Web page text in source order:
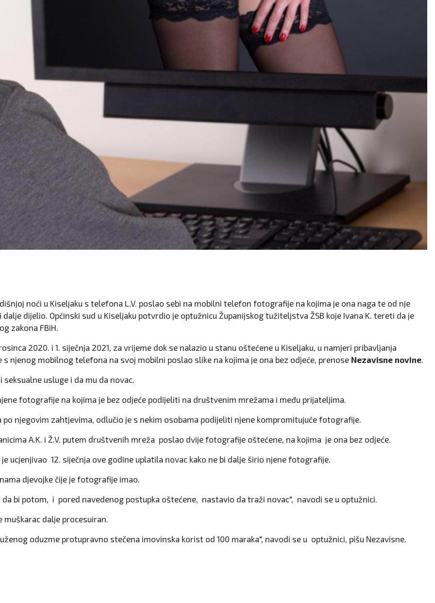
noći u Kiseljaku s telefona L.V. poslao sebi na mobilni telefon fotografije na kojima je ona naga te od nje
dijelio. Općinski sud u Kiseljaku potvrdio je optužnicu Županijskog tužiteljstva ŽSB koje Ivana K. tereti da je
zakona FBiH.
2020. i 1. siječnja 2021, za vrijeme dok se nalazio u stanu oštećene u Kiseljaku, u namjeri pribavljanja
njenog mobilnog telefona na svoj mobilni poslao slike na kojima je ona bez odjeće, prenose Nezavisne novine.
usluge i da mu da novac.
fotografije na kojima je bez odjeće podijeliti na društvenim mrežama i među prijateljima.
po njegovim zahtjevima, odlučio je s nekim osobama podijeliti njene kompromitujuće fotografije.
A.K. i Ž.V. putem društvenih mreža poslao dvije fotografije oštećene, na kojima je ona bez odjeće.
ucjenjivao 12. siječnja ove godine uplatila novac kako ne bi dalje širio njene fotografije.
djevojke čije je fotografije imao.
bi potom, i pored navedenog postupka oštećene, nastavio da traži novac", navodi se u optužnici.
muškarac dalje procesuiran.
oduzme protupravno stečena imovinska korist od 100 maraka", navodi se u optužnici, pišu Nezavisne.